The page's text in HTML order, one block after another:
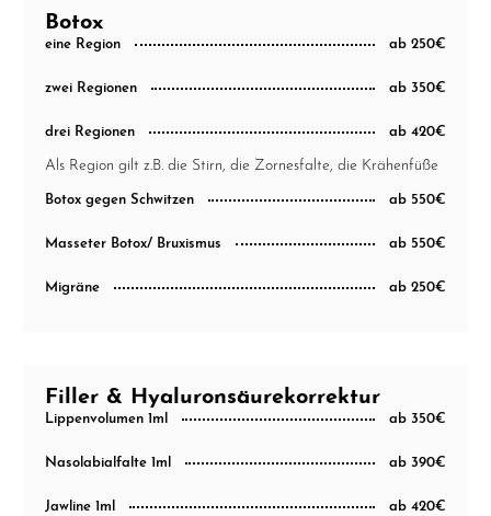
Botox
eine Region ab 250€
zwei Regionen ab 350€
drei Regionen ab 420€
Als Region gilt z.B. die Stirn, die Zornesfalte, die Krähenfüße
Botox gegen Schwitzen ab 550€
Masseter Botox/ Bruxismus ab 550€
Migräne ab 250€
Filler & Hyaluronsäurekorrektur
Lippenvolumen 1ml ab 350€
Nasolabialfalte 1ml ab 390€
Jawline 1ml ab 420€